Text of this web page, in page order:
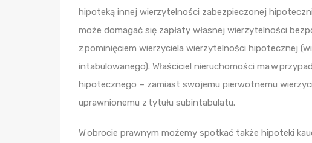
hipoteką innej wierzytelności zabezpieczonej
może domagać się zapłaty własnej wierzytelności
z pominięciem wierzyciela wierzytelności hipotecznej
intabulowanego). Właściciel nieruchomości ma w
hipotecznego – zamiast swojemu pierwotnemu
uprawnionemu z tytułu subintabulatu.
W obrocie prawnym możemy spotkać także hipoteki